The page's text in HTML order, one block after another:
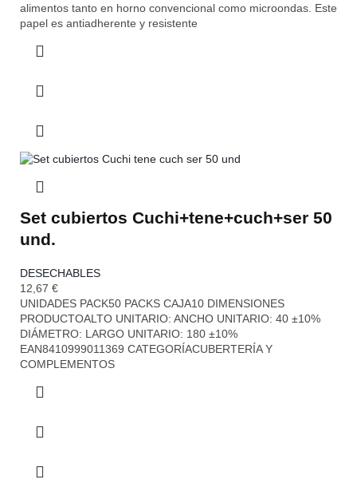
alimentos tanto en horno convencional como microondas. Este
papel es antiadherente y resistente
Set cubiertos Cuchi+tene+cuch+ser 50
und.
DESECHABLES
12,67 €
UNIDADES PACK50 PACKS CAJA10 DIMENSIONES
PRODUCTOALTO UNITARIO: ANCHO UNITARIO: 40 ±10%
DIÁMETRO: LARGO UNITARIO: 180 ±10%
EAN8410999011369 CATEGORÍACUBERTERÍA Y
COMPLEMENTOS